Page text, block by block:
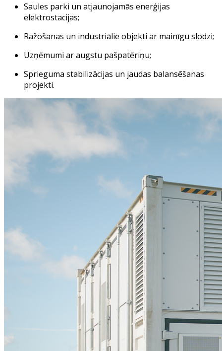
Saules parki un atjaunojamās enerģijas
elektrostacijas;
Ražošanas un industriālie objekti ar mainīgu slodzi;
Uzņēmumi ar augstu pašpatēriņu;
Sprieguma stabilizācijas un jaudas balansēšanas
projekti.